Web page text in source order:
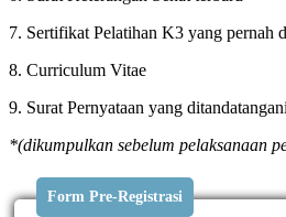
7. Sertifikat Pelatihan K3 yang pernah
8. Curriculum Vitae
9. Surat Pernyataan yang
*(dikumpulkan sebelum pelaksanaan
Form Pre-Registrasi